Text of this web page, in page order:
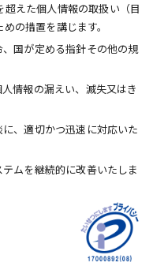
えた個人情報の取扱い（目
の措置を講じます。
国が定める指針その他の規
情報の漏えい、滅失又はき
、適切かつ迅速に対応いた
ムを継続的に改善いたしま